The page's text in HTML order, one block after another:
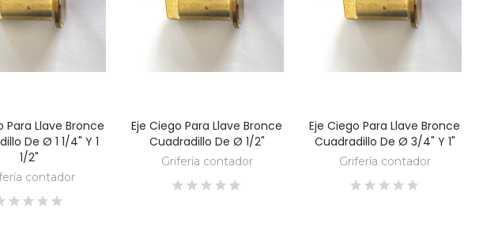
DESCUBRE
Para Llave Bronce
De Ø 1 1/4" Y 1
1/2"
contador
DESCUBRE
Eje Ciego Para Llave Bronce
Cuadradillo De Ø 1/2"
Grifería contador
DESCUBRE
Eje Ciego Para Llave Bronce
Cuadradillo De Ø 3/4" Y 1"
Grifería contador